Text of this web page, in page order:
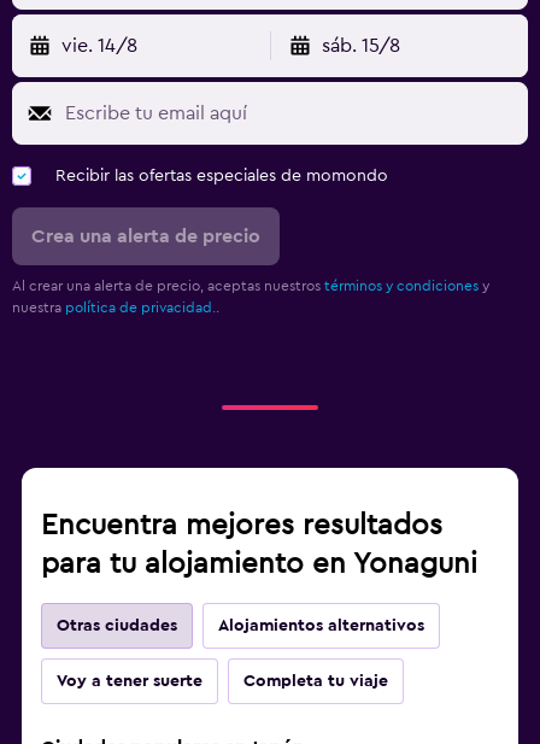
vie. 14/8 sáb. 15/8
Recibir las ofertas especiales de momondo
Crea una alerta de precio
Al crear una alerta de precio, aceptas nuestros términos y condiciones y
nuestra política de privacidad.
Encuentra mejores resultados
para tu alojamiento en Yonaguni
Otras ciudades Alojamientos alternativos
Voy a tener suerte Completa tu viaje